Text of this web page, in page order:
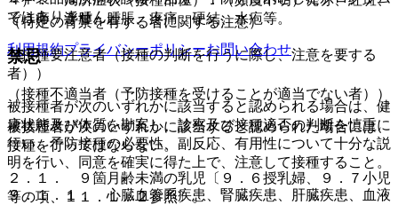
（特定の背景を有する者に関する注意）
（接種要注意者（接種の判断を行うに際し、注意を要する
者））
被接種者が次のいずれかに該当すると認められる場合は、健
康状態及び体質を勘案し、診察及び接種適否の判断を慎重に
行い、予防接種の必要性、副反応、有用性について十分な説
明を行い、同意を確実に得た上で、注意して接種すること。
９．１．１． 心臓血管系疾患、腎臓疾患、肝臓疾患、血液
そう痒、浮腫、腫脹、疼痛、硬結、水疱等。
禁忌
（接種不適当者（予防接種を受けることが適当でない者））
被接種者が次のいずれかに該当すると認められた場合には、
接種を行ってはならない。
２．１． ９箇月齢未満の乳児〔９．６授乳婦、９．７小児
等の項、１１．１．２参照〕。
ではありません。
利用規約プライバシーポリシーお問い合わせ